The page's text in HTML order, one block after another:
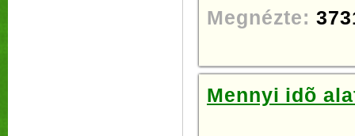
Megnézte:
Mennyi idõ